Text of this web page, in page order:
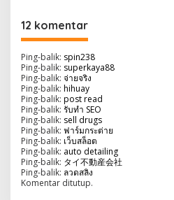
a
s
i
p
o
s
12 komentar
Ping-balik: spin238
Ping-balik: superkaya88
Ping-balik: จ่ายจริง
Ping-balik: hihuay
Ping-balik: post read
Ping-balik: รับทำ SEO
Ping-balik: sell drugs
Ping-balik: ฟาร์มกระต่าย
Ping-balik: เว็บสล็อต
Ping-balik: auto detailing
Ping-balik: タイ不動産会社
Ping-balik: ลวดสลิง
Komentar ditutup.